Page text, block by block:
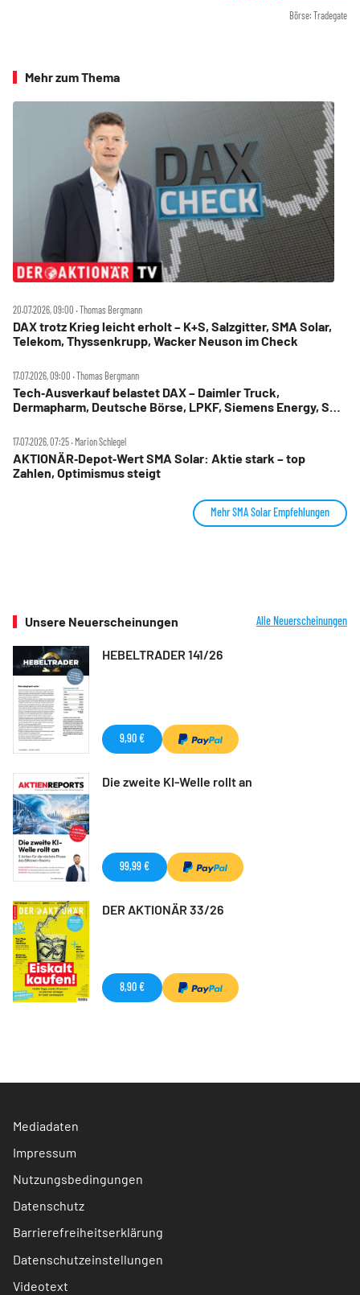
Börse: Tradegate
Mehr zum Thema
20.07.2026, 09:00 ‧ Thomas Bergmann
DAX trotz Krieg leicht erholt – K+S, Salzgitter, SMA Solar,
Telekom, Thyssenkrupp, Wacker Neuson im Check
17.07.2026, 09:00 ‧ Thomas Bergmann
Tech‑Ausverkauf belastet DAX – Daimler Truck,
Dermapharm, Deutsche Börse, LPKF, Siemens Energy, SMA
17.07.2026, 07:25 ‧ Marion Schlegel
AKTIONÄR‑Depot‑Wert SMA Solar: Aktie stark – top
Zahlen, Optimismus steigt
Mehr SMA Solar Empfehlungen
Unsere Neuerscheinungen Alle Neuerscheinungen
HEBELTRADER 141/26
9,90 €
Die zweite KI-Welle rollt an
99,99 €
DER AKTIONÄR 33/26
8,90 €
Mediadaten
Impressum
Nutzungsbedingungen
Datenschutz
Barrierefreiheitserklärung
Datenschutzeinstellungen
Videotext